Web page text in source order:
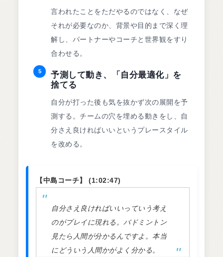
言われたことをただやるのではなく、なぜ
それが必要なのか、背景や目的まで深く理
解し、パートナーやコーチと世界観をすり
合わせる。
5
予測して動き、「自分最適化」を
捨てる
自分が打った後も気を抜かず次の展開を予
測する。チームの穴を埋める動きをし、自
分さえ良ければいいというプレースタイル
を改める。
【中島コーチ】 (1:02:47)
自分さえ良ければいいっていう考え
のがプレイに現れる。バドミントン
見たら人間が分かるんですよ。本当
にどういう人間かがよく分かる。